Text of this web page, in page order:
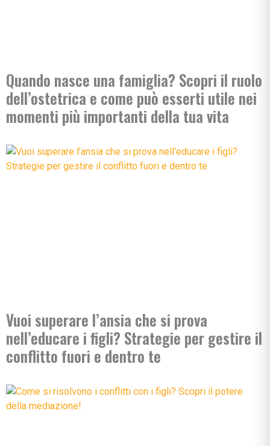
Quando nasce una famiglia? Scopri il ruolo
dell’ostetrica e come può esserti utile nei
momenti più importanti della tua vita
Vuoi superare l’ansia che si prova
nell’educare i figli? Strategie per gestire il
conflitto fuori e dentro te